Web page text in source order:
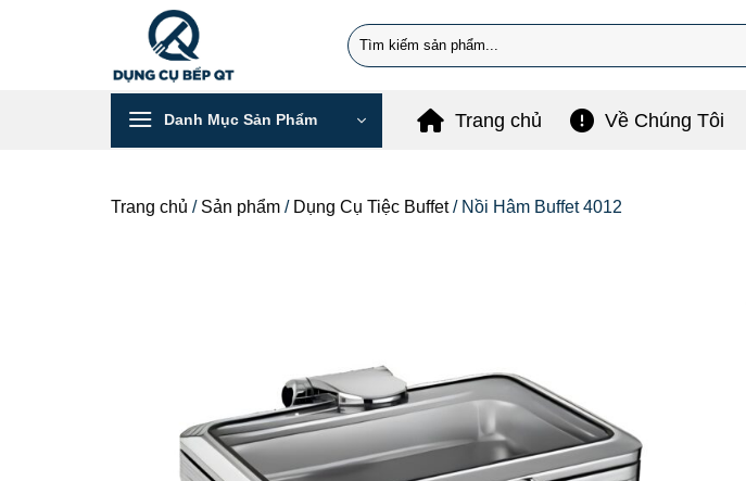
Search
for:
Danh Mục Sản Phẩm Trang chủ Về Chúng Tôi
Trang chủ / Sản phẩm / Dụng Cụ Tiệc Buffet/ Nồi Hâm Buffet 4012